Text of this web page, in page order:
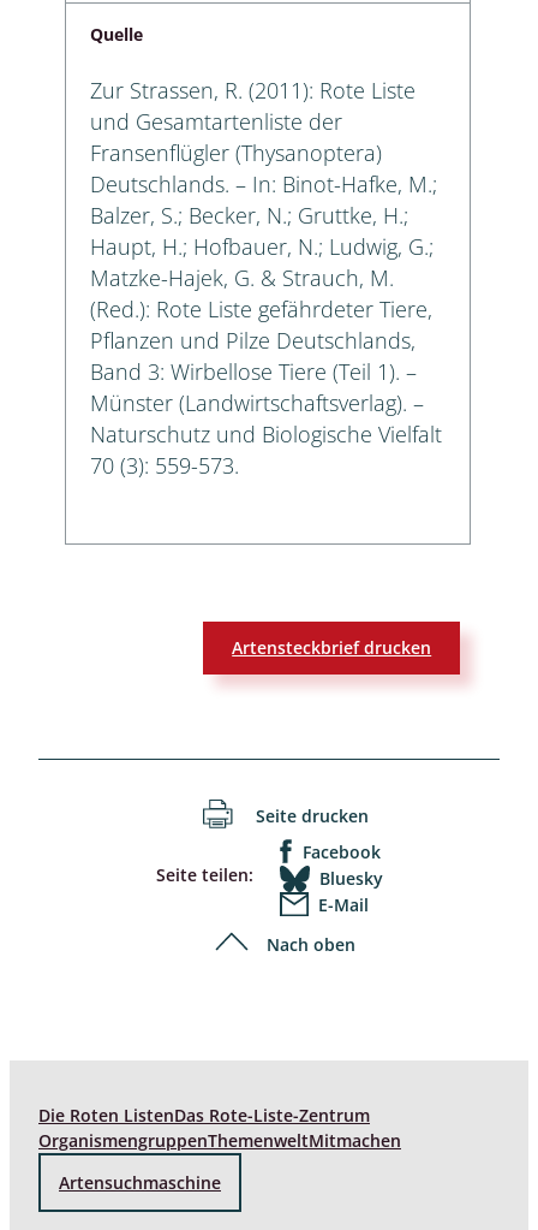
Quelle
Zur Strassen, R. (2011): Rote Liste
und Gesamtartenliste der
Fransenflügler (Thysanoptera)
Deutschlands. – In: Binot-Hafke, M.;
Balzer, S.; Becker, N.; Gruttke, H.;
Haupt, H.; Hofbauer, N.; Ludwig, G.;
Matzke-Hajek, G. & Strauch, M.
(Red.): Rote Liste gefährdeter Tiere,
Pflanzen und Pilze Deutschlands,
Band 3: Wirbellose Tiere (Teil 1). –
Münster (Landwirtschaftsverlag). –
Naturschutz und Biologische Vielfalt
70 (3): 559-573.
Artensteckbrief drucken
Seite drucken
Seite teilen:
Facebook
Bluesky
E-Mail
Nach oben
Die Roten ListenDas Rote-Liste-Zentrum
OrganismengruppenThemenweltMitmachen
Artensuchmaschine